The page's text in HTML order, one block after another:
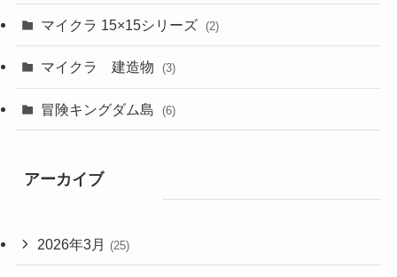
マイクラ 15×15シリーズ (2)
マイクラ 建造物 (3)
冒険キングダム島 (6)
アーカイブ
2026年3月 (25)